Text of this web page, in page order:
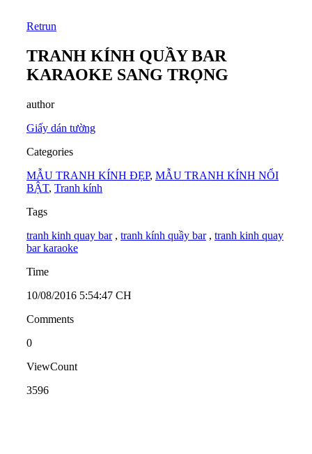
Retrun
TRANH KÍNH QUẦY BAR
KARAOKE SANG TRỌNG
author
Giấy dán tường
Categories
MẪU TRANH KÍNH ĐẸP, MẪU TRANH KÍNH NỔI
BẬT, Tranh kính
Tags
tranh kinh quay bar, tranh kính quầy bar, tranh kinh quay
bar karaoke
Time
10/08/2016 5:54:47 CH
Comments
0
ViewCount
3596